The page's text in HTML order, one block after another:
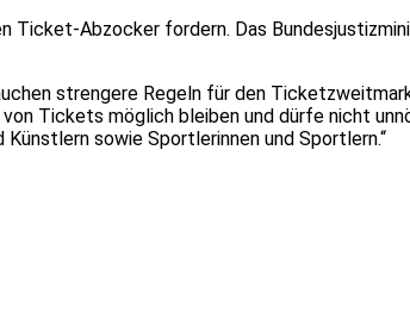
Abzocker fordern. Das
strengere Regeln für den
Tickets möglich bleiben und dürfe nicht
sowie Sportlerinnen und Sportlern.“